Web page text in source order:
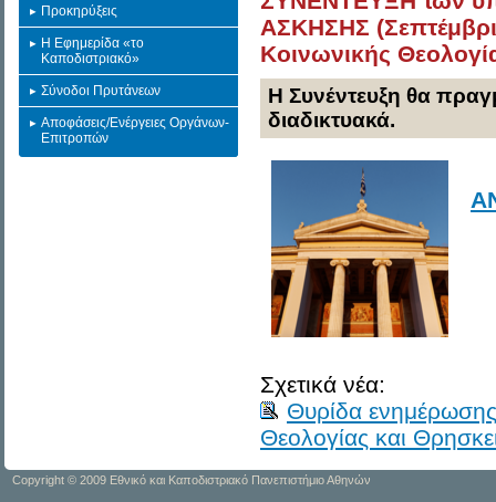
Προκηρύξεις
Η Εφημερίδα «το
Καποδιστριακό»
Σύνοδοι Πρυτάνεων
Αποφάσεις/Ενέργειες Οργάνων-
Επιτροπών
ΑΣΚΗΣΗΣ
Κοινωνικής
Η Συνέντευξη θα
διαδικτυακά.
Σχετικά νέα:
Θυρίδα
Θεολογίας και
Copyright © 2009 Εθνικό και Καποδιστριακό Πανεπιστήμιο Αθηνών